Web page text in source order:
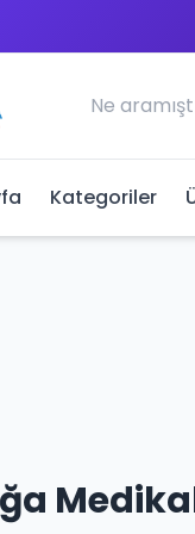
Kategoriler